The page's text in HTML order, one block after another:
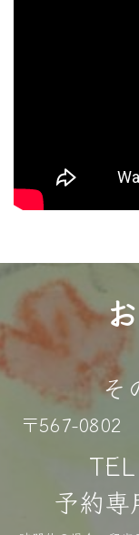
そ
〒567-0802
TEL
予約専